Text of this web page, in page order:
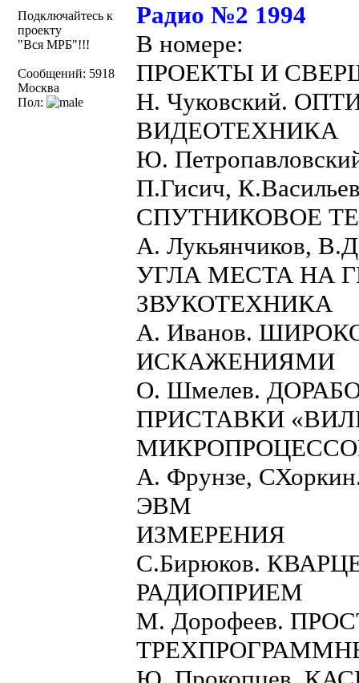
Подключайтесь к
проекту
"Вся МРБ"!!!
Сообщений: 5918
Москва
Пол:
Радио №2 1994
В номере:
ПРОЕКТЫ И
Н. Чуковский.
ВИДЕОТЕХНИКА
Ю.
П.Гисич,
СПУТНИКОВОЕ
А. Лукьянчиков,
УГЛА МЕСТА НА
ЗВУКОТЕХНИКА
А. Иванов.
ИСКАЖЕНИЯМИ
О. Шмелев.
ПРИСТАВКИ
А. Фрунзе,
ЭВМ
ИЗМЕРЕНИЯ
С.Бирюков.
РАДИОПРИЕМ
М. Дорофеев.